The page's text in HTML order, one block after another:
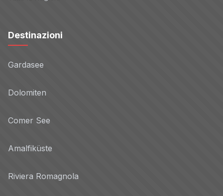
Destinazioni
Gardasee
Dolomiten
Comer See
Amalfiküste
Riviera Romagnola